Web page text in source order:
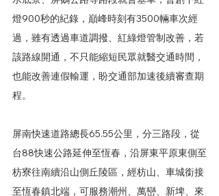
燈900秒的紀錄，巔峰時刻有3500輛車次經
過，雖有透過車道調撥、紅綠燈管制改善，若
該路線開通，不只能縮短民眾就醫交通時間，
也能改善連假輸運，盼交通部加速後續審查期
程。
屏南快速道路總長65.55公里，分三路段，從
台88快速公路延伸至恆春，沿屏東平原東側至
枋寮往南續沿山側丘陵區，經枋山、車城銜接
至恆春鎮北端，可服務潮州、萬巒、新埤、來